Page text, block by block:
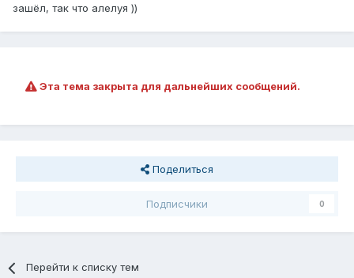
зашёл, так что алелуя ))
Эта тема закрыта для дальнейших сообщений.
Поделиться
Подписчики 0
Перейти к списку тем